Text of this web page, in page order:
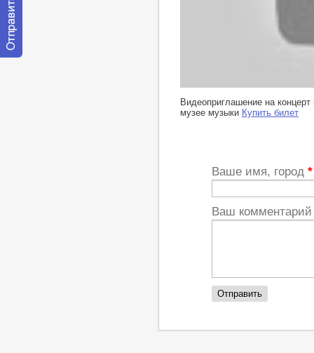
Видеоприглашение на
музее музыки Купить билет
Ваше имя, город *
Ваш